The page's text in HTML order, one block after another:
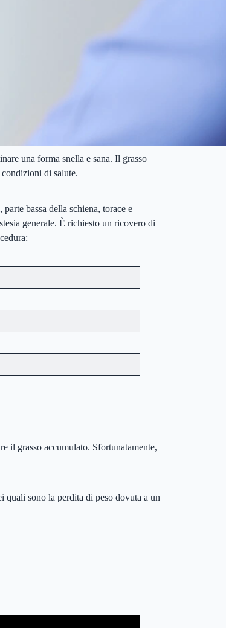
una forma snella e sana. Il grasso
di salute.
bassa della schiena, torace e
generale. È richiesto un ricovero di
il grasso accumulato. Sfortunatamente,
quali sono la perdita di peso dovuta a un